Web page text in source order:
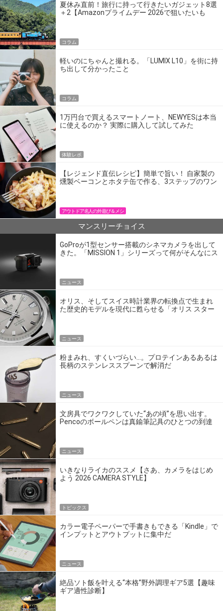
夏休み直前！旅行に持って行きたいガジェット8選
＋2【Amazonプライムデー 2026で狙いたいも
コラム
軽いのにちゃんと撮れる。「LUMIX L10」を街に持
ち出して分かったこと
コラム
1万円台で買えるスマートノート、NEWYESは本当
に使えるのか？ 実際に購入して試してみた
体験レポ
【レジェンド直伝レシピ】簡単で旨い！ 自家製の
燻製ベーコンとホタテ缶で作る、3ステップのワン
アウトドア名人の外遊び＆メシ
マンスリーチョイス
GoProが1型センサー搭載のシネマカメラを出して
きた。「MISSION 1」シリーズって何がそんなにス
ニュース
オリス、そしてスイス時計業界の転換点で生まれ
た歴史的モデルを現代に甦らせる「オリス スター
ニュース
粉まみれ、すくいづらい…。プロテインあるあるは
長柄のステンレススプーンで解消だ
ニュース
文房具でワクワクしていた“あの頃”を思い出す。
Pencoのボールペンは真鍮筆記具のひとつの到達
ニュース
いきなりライカのススメ【さあ、カメラをはじめ
よう 2026 CAMERA STYLE】
トピックス
カラー電子ペーパーで手書きもできる「Kindle」で
インプットとアウトプットに集中だ
ニュース
絶品ソト飯を叶える“本格”野外調理ギア5選【趣味
ギア適性診断】